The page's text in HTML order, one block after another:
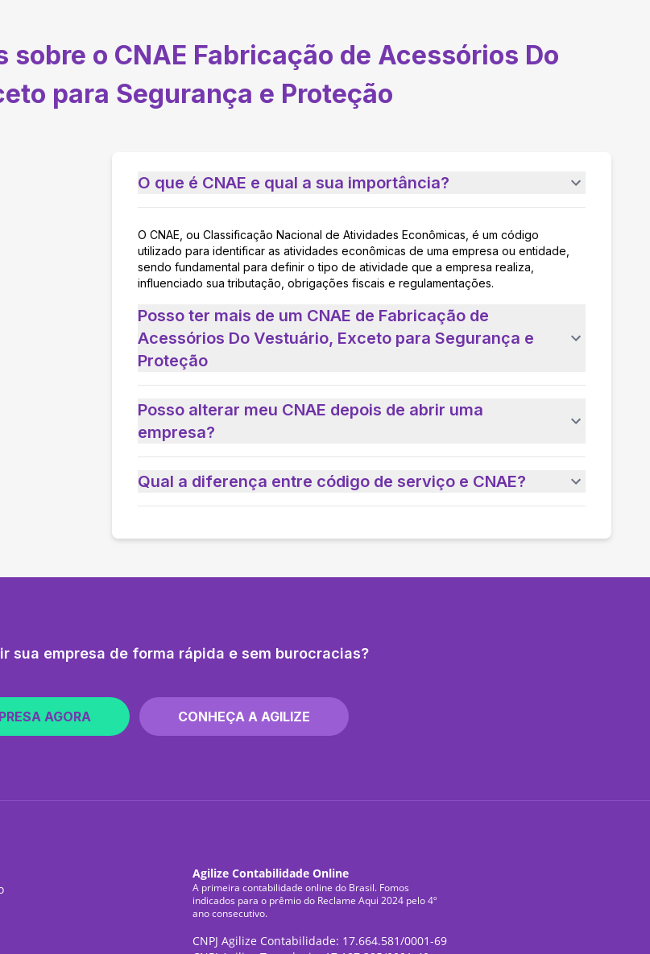
sobre o CNAE Fabricação de Acessórios Do
para Segurança e Proteção
O que é CNAE e qual a sua importância?
O CNAE, ou Classificação Nacional de Atividades Econômicas, é um código
utilizado para identificar as atividades econômicas de uma empresa ou entidade,
sendo fundamental para definir o tipo de atividade que a empresa realiza,
influenciado sua tributação, obrigações fiscais e regulamentações.
Posso ter mais de um CNAE de Fabricação de
Acessórios Do Vestuário, Exceto para Segurança e
Proteção
Posso alterar meu CNAE depois de abrir uma
empresa?
Qual a diferença entre código de serviço e CNAE?
sua empresa de forma rápida e sem burocracias?
AGORA CONHEÇA A AGILIZE
Agilize Contabilidade Online
A primeira contabilidade online do Brasil. Fomos
indicados para o prêmio do Reclame Aqui 2024 pelo 4º
ano consecutivo.
CNPJ Agilize Contabilidade: 17.664.581/0001-69